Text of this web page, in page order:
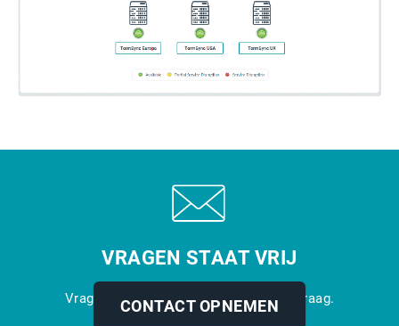
VRAGEN STAAT VRIJ
Vragen? Opmerkingen? Wij helpen u graag.
CONTACT OPNEMEN